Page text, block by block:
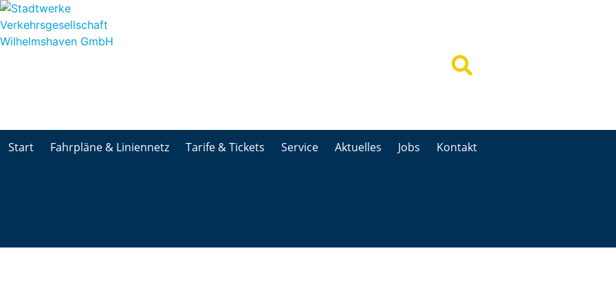
Start Fahrpläne & Liniennetz Tarife & Tickets Service Aktuelles Jobs Kontakt